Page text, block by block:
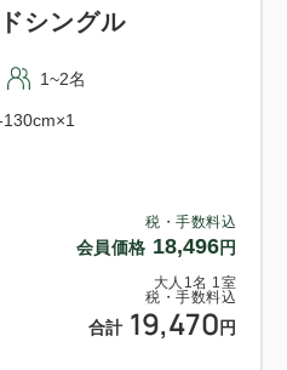
税・手数料込
会員価格 18,496円
大人 1名 1室
税・手数料込
合計 19,470 円
シングル
1~2名